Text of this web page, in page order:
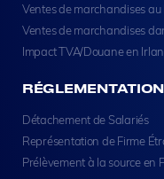
Ventes de marchandises au
Ventes de marchandises
Impact TVA/Douane en
Détachement de Salariés
Représentation de Firme
Prélèvement à la source en